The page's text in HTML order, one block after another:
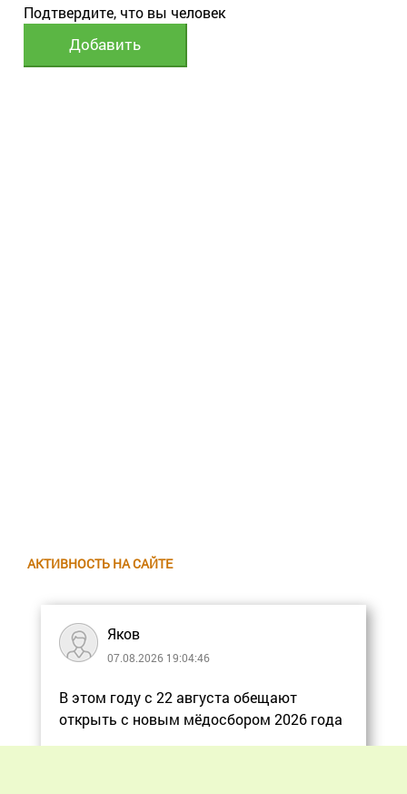
Подтвердите, что вы человек
АКТИВНОСТЬ НА САЙТЕ
Яков
07.08.2026 19:04:46
В этом году с 22 августа обещают
открыть с новым мёдосбором 2026 года